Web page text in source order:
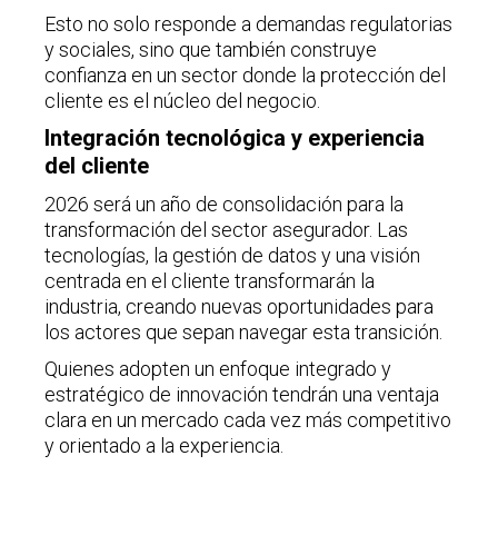
Esto no solo responde a demandas regulatorias
y sociales, sino que también construye
confianza en un sector donde la protección del
cliente es el núcleo del negocio.
Integración tecnológica y experiencia
del cliente
2026 será un año de consolidación para la
transformación del sector asegurador. Las
tecnologías, la gestión de datos y una visión
centrada en el cliente transformarán la
industria, creando nuevas oportunidades para
los actores que sepan navegar esta transición.
Quienes adopten un enfoque integrado y
estratégico de innovación tendrán una ventaja
clara en un mercado cada vez más competitivo
y orientado a la experiencia.